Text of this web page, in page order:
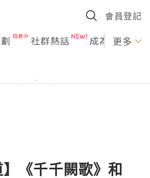
會員登記
社群熱話 成為U更多
】《千千闕歌》和